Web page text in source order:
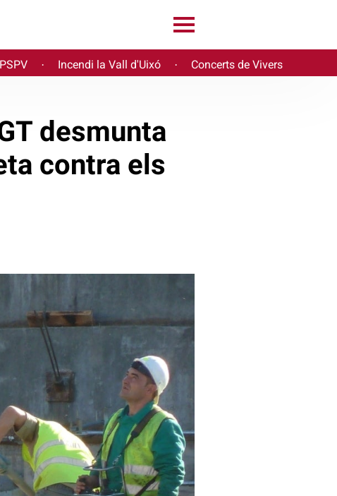
· Incendi la Vall d'Uixó · Concerts de Vivers
desmunta
contra els